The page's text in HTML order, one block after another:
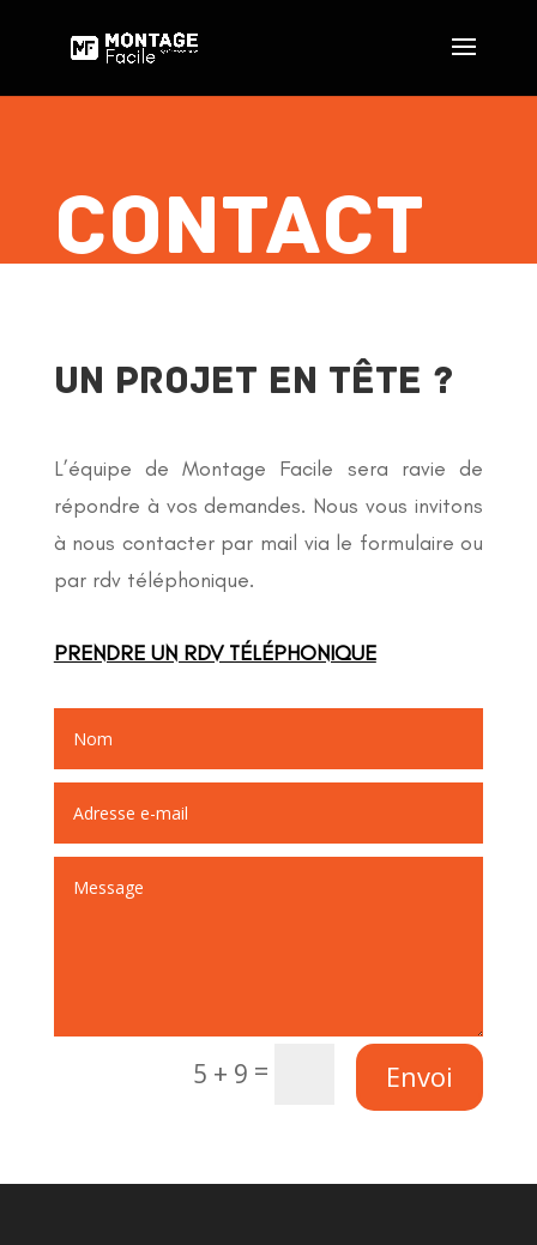
CONTACT
UN PROJET EN TÊTE ?
L’équipe de Montage Facile sera ravie de
répondre à vos demandes. Nous vous invitons
à nous contacter par mail via le formulaire ou
par rdv téléphonique.
PRENDRE UN RDV TÉLÉPHONIQUE
5 + 9 = Envoi